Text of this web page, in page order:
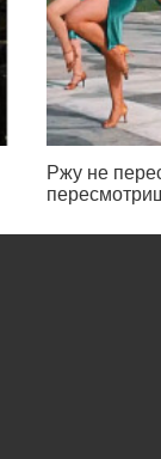
Ржу не